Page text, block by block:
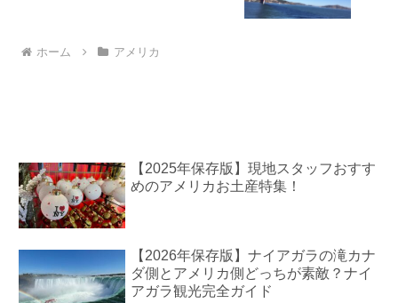
ホーム アメリカ
【2025年保存版】現地スタッフおすす
めのアメリカお土産特集！
【2026年保存版】ナイアガラの滝カナ
ダ側とアメリカ側どっちが素敵？ナイ
アガラ観光完全ガイド